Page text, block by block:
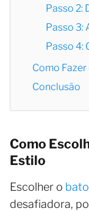
Passo 2:
Passo 3:
Passo 4:
Como
Conclusão
Como
Estilo
Escolher o
desafiadora,